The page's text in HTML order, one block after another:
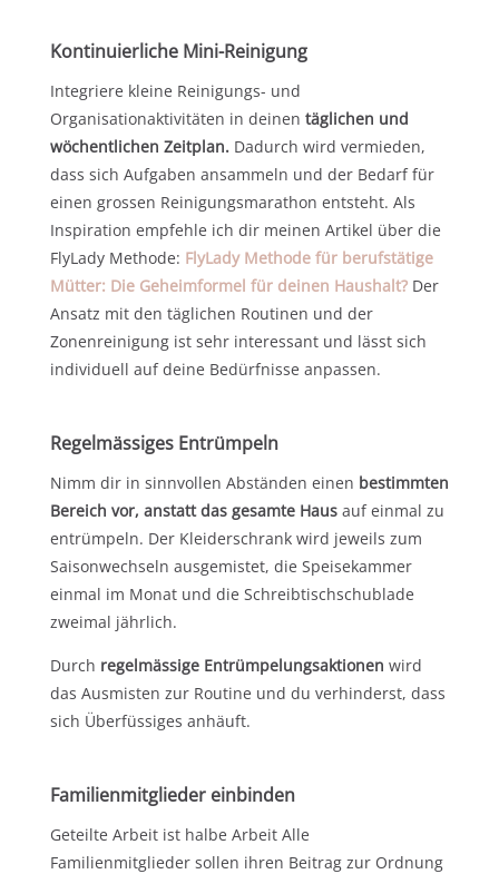
Kontinuierliche Mini-Reinigung
Integriere kleine Reinigungs- und
Organisationaktivitäten in deinen täglichen und
wöchentlichen Zeitplan.Dadurch wird vermieden,
dass sich Aufgaben ansammeln und der Bedarf für
einen grossen Reinigungsmarathon entsteht. Als
Inspiration empfehle ich dir meinen Artikel über die
FlyLady Methode: FlyLady Methode für berufstätige
Mütter: Die Geheimformel für deinen Haushalt?Der
Ansatz mit den täglichen Routinen und der
Zonenreinigung ist sehr interessant und lässt sich
individuell auf deine Bedürfnisse anpassen.
Regelmässiges Entrümpeln
Nimm dir in sinnvollen Abständen einen bestimmten
Bereich vor, anstatt das gesamte Haus auf einmal zu
entrümpeln. Der Kleiderschrank wird jeweils zum
Saisonwechseln ausgemistet, die Speisekammer
einmal im Monat und die Schreibtischschublade
zweimal jährlich.
Durch regelmässige Entrümpelungsaktionen wird
das Ausmisten zur Routine und du verhinderst, dass
sich Überfüssiges anhäuft.
Familienmitglieder einbinden
Geteilte Arbeit ist halbe Arbeit Alle
Familienmitglieder sollen ihren Beitrag zur Ordnung